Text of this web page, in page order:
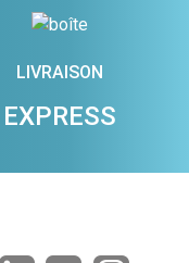
LIVRAISON
EXPRESS